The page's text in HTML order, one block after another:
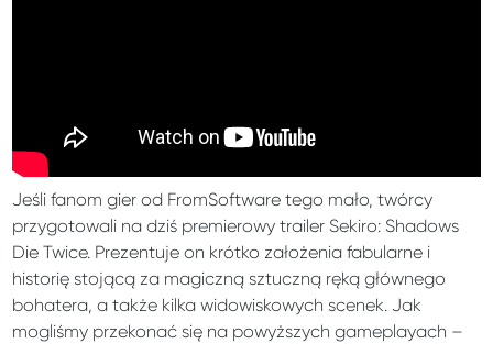
Jeśli fanom gier od FromSoftware tego mało, twórcy
przygotowali na dziś premierowy trailer Sekiro: Shadows
Die Twice. Prezentuje on krótko założenia fabularne i
historię stojącą za magiczną sztuczną ręką głównego
bohatera, a także kilka widowiskowych scenek. Jak
mogliśmy przekonać się na powyższych gameplayach –